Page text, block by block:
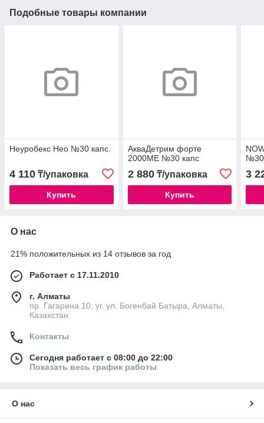
Подобные товары компании
Неуробекс Нео №30 капс.
4 110 ₸/упаковка
Купить
АкваДетрим форте
2000МЕ №30 капс
2 880₸/упаковка
Купить
№30
3
О нас
21% положительных из 14 отзывов за год
Работает с 17.11.2010
г. Алматы
пр. Гагарина 10, уг. ул. Богенбай Батыра, Алматы,
Казахстан
Контакты
Сегодня работает с 08:00 до 22:00
Показать весь график работы
О нас